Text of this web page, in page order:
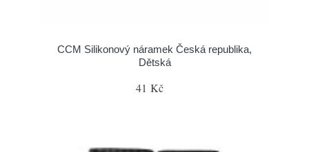
CCM Silikonový náramek Česká republika,
Dětská
41 Kč